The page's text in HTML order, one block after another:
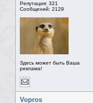
Репутация: 321
Сообщений: 2129
Здесь может быть Ваша
реклама!
Vopros